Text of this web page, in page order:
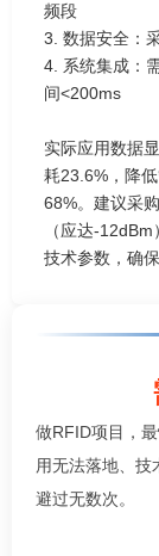
频段
3. 数据安全：
4. 系统集成：
间<200ms
实际应用数据
耗23.6%，降
68%。建议采
（应达-
技术参数，确
做RFID项目，
用无法落地、技
避过无数次。